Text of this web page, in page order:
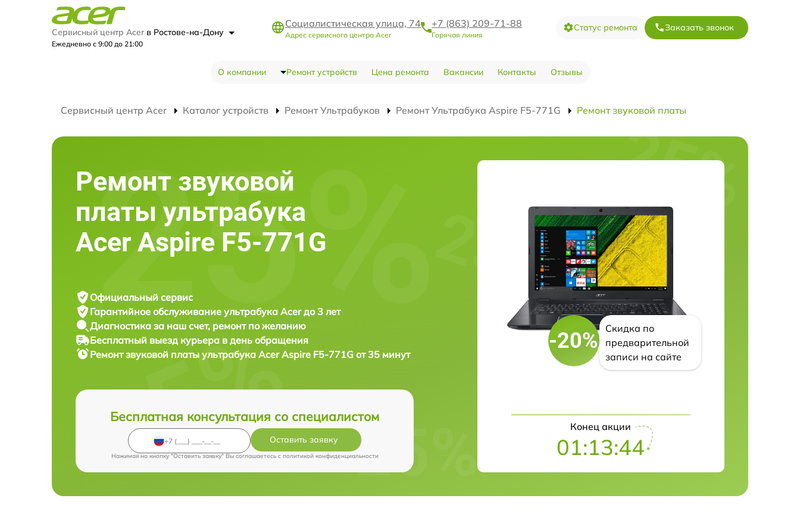
Сервисный центр Acer в Ростове-на-Дону
Ежедневно с 9:00 до 21:00
Социалистическая улица, 74
Адрес сервисного центра Acer
+7 (863) 209-71-88
Горячая линия
Статус ремонта Заказать звонок
О компании Ремонт устройств Цена ремонта Вакансии Контакты Отзывы
Сервисный центр Acer Каталог устройств Ремонт Ультрабуков Ремонт Ультрабука Aspire F5-771G Ремонт звуковой платы
Ремонт звуковой
платы ультрабука
Acer Aspire F5-771G
Официальный сервис
Гарантийное обслуживание ультрабука Acer до 3 лет
Диагностика за наш счет, ремонт по желанию
Бесплатный выезд курьера в день обращения
Ремонт звуковой платы ультрабука Acer Aspire F5-771G от 35 минут
Бесплатная консультация со специалистом
Оставить заявку
Нажимая на кнопку "Оставить заявку" Вы соглашаетесь c политикой конфиденциальности
-20%
Скидка по
предварительной
записи на сайте
Конец акции
01:13:43